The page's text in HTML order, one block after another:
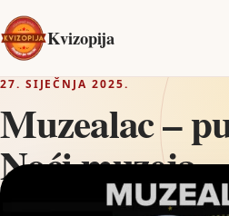
Kvizopija
27. SIJEČNJA 2025.
Muzealac –
Noći muzeja